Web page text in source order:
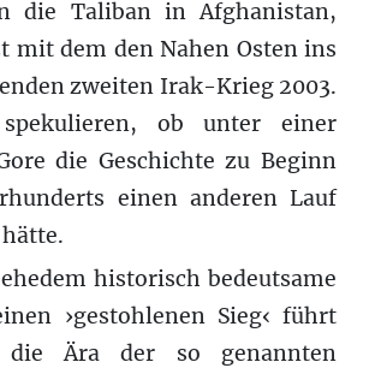
die Taliban in Afghanistan,
mit dem den Nahen Osten ins
zweiten Irak-Krieg 2003.
ob unter einer
die Geschichte zu Beginn
einen anderen Lauf
historisch bedeutsame
›gestohlenen Sieg‹ führt
Ära der so genannten